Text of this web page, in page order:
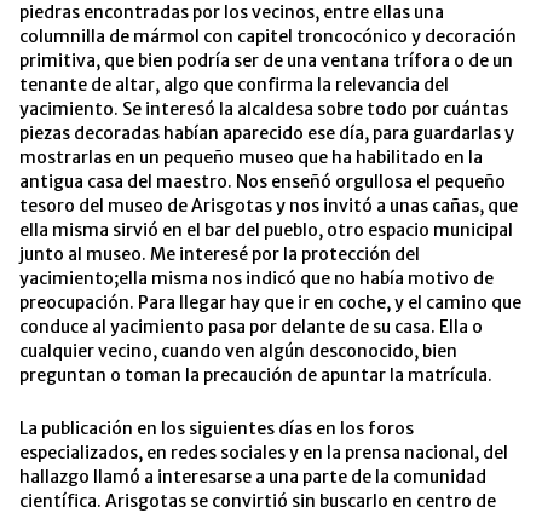
piedras encontradas por los vecinos, entre ellas una
columnilla de mármol con capitel troncocónico y decoración
primitiva, que bien podría ser de una ventana trífora o de un
tenante de altar, algo que confirma la relevancia del
yacimiento. Se interesó la alcaldesa sobre todo por cuántas
piezas decoradas habían aparecido ese día, para guardarlas y
mostrarlas en un pequeño museo que ha habilitado en la
antigua casa del maestro. Nos enseñó orgullosa el pequeño
tesoro del museo de Arisgotas y nos invitó a unas cañas, que
ella misma sirvió en el bar del pueblo, otro espacio municipal
junto al museo. Me interesé por la protección del
yacimiento;ella misma nos indicó que no había motivo de
preocupación. Para llegar hay que ir en coche, y el camino que
conduce al yacimiento pasa por delante de su casa. Ella o
cualquier vecino, cuando ven algún desconocido, bien
preguntan o toman la precaución de apuntar la matrícula.
La publicación en los siguientes días en los foros
especializados, en redes sociales y en la prensa nacional, del
hallazgo llamó a interesarse a una parte de la comunidad
científica. Arisgotas se convirtió sin buscarlo en centro de